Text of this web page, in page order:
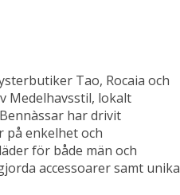
Tao, Rocaia och
Medelhavsstil, lokalt
har drivit
på enkelhet och
för både män och
accessoarer samt unika